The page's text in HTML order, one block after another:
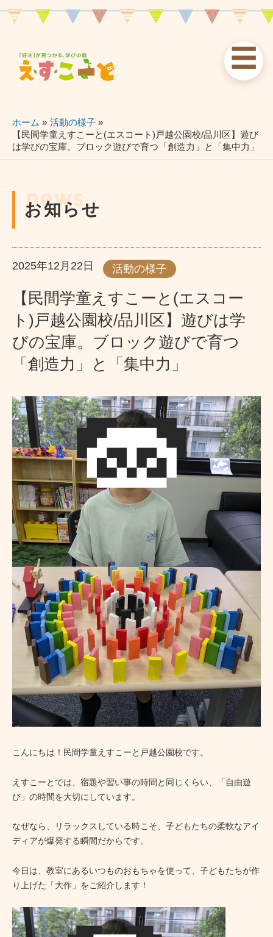
☰
お知らせ
news
えすこーと 各校案内
schools
ホーム
活動の様子
【民間学童えすこーと(エスコート)戸越公園校/品川区】遊び
は学びの宝庫。ブロック遊びで育つ「創造力」と「集中力」
news
お知らせ
2025年12月22日 活動の様子
【民間学童えすこーと(エスコー
ト)戸越公園校/品川区】遊びは学
びの宝庫。ブロック遊びで育つ
「創造力」と「集中力」
こんにちは！民間学童えすこーと戸越公園校です。
えすこーとでは、宿題や習い事の時間と同じくらい、「自由遊
び」の時間を大切にしています。
なぜなら、リラックスしている時こそ、子どもたちの柔軟なアイ
ディアが爆発する瞬間だからです。
今日は、教室にあるいつものおもちゃを使って、子どもたちが作
り上げた「大作」をご紹介します！